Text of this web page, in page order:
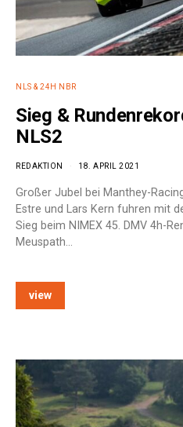
NLS & 24H NBR
Sieg &
NLS2
REDAKTION 18. APRIL 2021
Großer Jubel bei Manthey-
Estre und Lars Kern fuhren mit
Sieg beim NIMEX 45. DMV 4h-
Meuspath…
view